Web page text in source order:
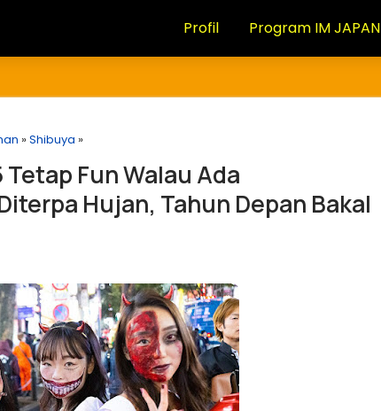
Profil Program IM JAPAN
»Shibuya »
Fun Walau Ada
Hujan, Tahun Depan Bakal